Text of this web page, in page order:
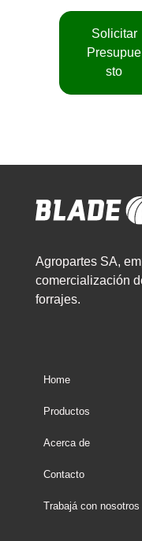
Solicitar
Presupue
sto
Agropartes SA,
comercialización
forrajes.
Home
Productos
Acerca de
Contacto
Trabajá con nosotros